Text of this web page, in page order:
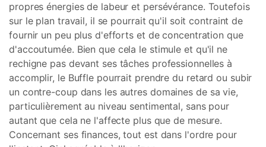
propres énergies de labeur et persévérance. Toutefois
sur le plan travail, il se pourrait qu'il soit contraint de
fournir un peu plus d'efforts et de concentration que
d'accoutumée. Bien que cela le stimule et qu'il ne
rechigne pas devant ses tâches professionnelles à
accomplir, le Buffle pourrait prendre du retard ou subir
un contre-coup dans les autres domaines de sa vie,
particulièrement au niveau sentimental, sans pour
autant que cela ne l'affecte plus que de mesure.
Concernant ses finances, tout est dans l'ordre pour